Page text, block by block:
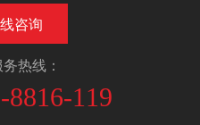
热线：
8816-119
咨询